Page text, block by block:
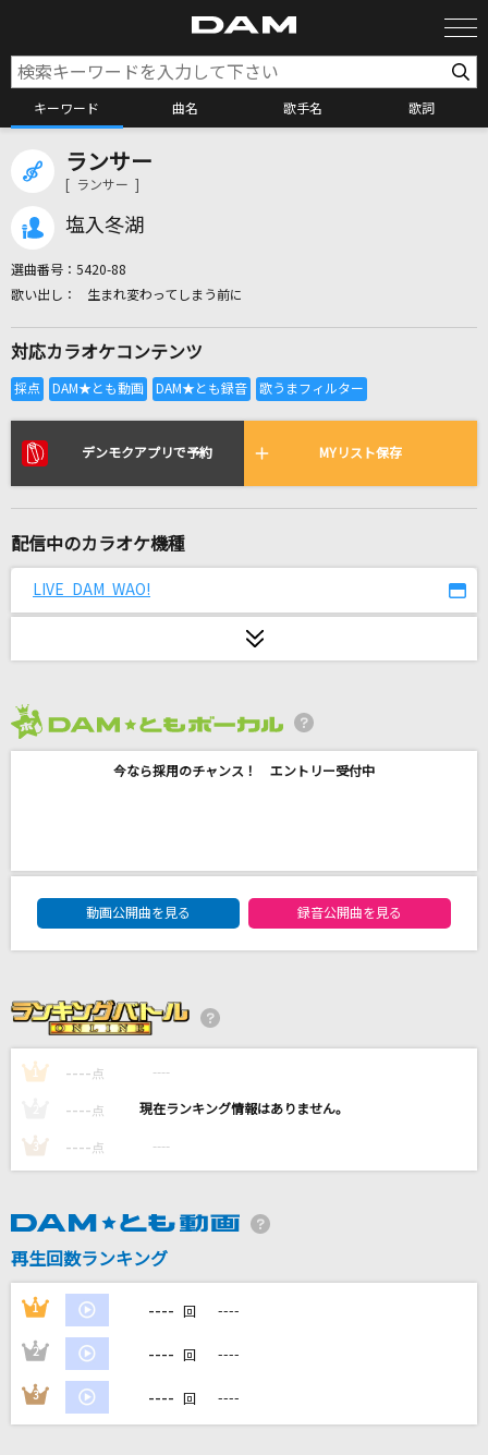
キーワード 曲名 歌手名 歌詞
全国りれき
リアルタイムで歌われている曲の一覧
だいだらぼっち
青のすみか (Acoustic ver.)
TK from 凛として時雨
Sharon
山口百恵
[生音]流氷海峡
[生音]恋人ごっこ
REISAI
カラオケ最新情報をチェック！
ランサー
[ ランサー ]
塩入冬湖
選曲番号： 5420-88
生まれ変わってしまう前に
対応カラオケコンテンツ
デンモクアプリで予約 MYリスト保存
配信中のカラオケ機種
LIVE DAM WAO!
今なら採用のチャンス！ エントリー受付中
DAM★ともボーカルエントリーランキング
動画公開曲を見る
録音公開曲を見る
1 ---- 点 ----
---- 点 ----
3 ---- 点 ----
再生回数ランキング
1 ---- 回 ----
2 ---- 回 ----
3 ---- 回 ----